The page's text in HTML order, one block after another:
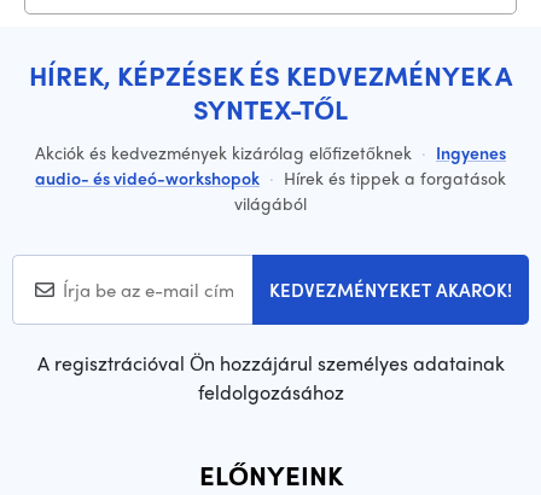
HÍREK, KÉPZÉSEK ÉS KEDVEZMÉNYEK A
SYNTEX-TŐL
Akciók és kedvezmények kizárólag előfizetőknek · Ingyenes
audio- és videó-workshopok · Hírek és tippek a forgatások
világából
KEDVEZMÉNYEKET AKAROK!
A regisztrációval Ön hozzájárul személyes adatainak
feldolgozásához
ELŐNYEINK